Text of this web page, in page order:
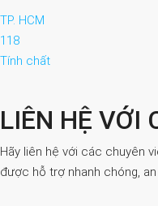
TP. HCM
118
Tính chất
LIÊN HỆ VỚI
Hãy liên hệ với các chuyên
được hỗ trợ nhanh chóng,